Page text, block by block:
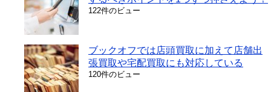
122件のビュー
ブックオフでは店頭買取に加えて店舗出
張買取や宅配買取にも対応している
120件のビュー